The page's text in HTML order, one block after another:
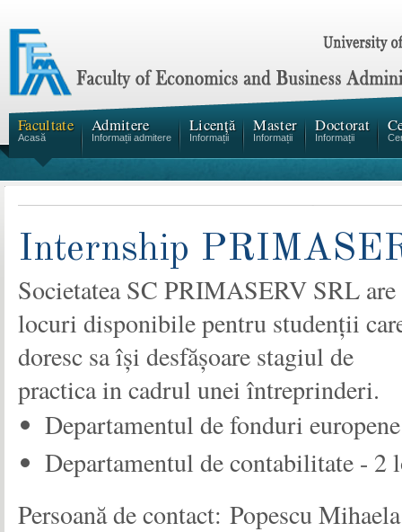
Facultate
Acasă
Admitere
Informații admitere
Licență
Informații
Master
Informații
Doctorat
Informații
Internship
Societatea SC PRIMASERV SRL are
locuri disponibile pentru studenții
doresc sa își desfășoare stagiul de
practica in cadrul unei întreprinderi.
Departamentul de fonduri
Departamentul de contabilitate - 2
Persoană de contact: Popescu